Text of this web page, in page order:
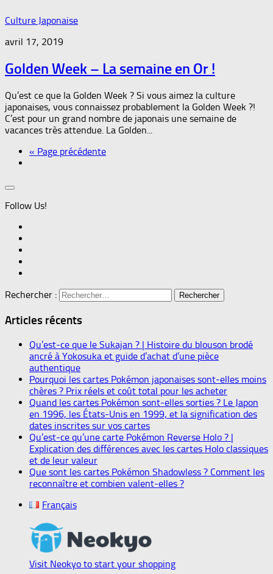
Culture Japonaise
avril 17, 2019
Golden Week – La semaine en Or !
Qu’est ce que la Golden Week ? Si vous aimez la culture
japonaises, vous connaissez probablement la Golden Week ?!
C’est pour un grand nombre de japonais une semaine de
vacances très attendue. La Golden...
« Page précédente
Follow Us!
Rechercher :
Articles récents
Qu’est-ce que le Sukajan ? | Histoire du blouson brodé
ancré à Yokosuka et guide d’achat d’une pièce
authentique
Pourquoi les cartes Pokémon japonaises sont-elles moins
chères ? Prix réels et coût total pour les acheter
Quand les cartes Pokémon sont-elles sorties ? Le Japon
en 1996, les États-Unis en 1999, et la signification des
dates inscrites sur vos cartes
Qu’est-ce qu’une carte Pokémon Reverse Holo ? |
Explication des différences avec les cartes Holo classiques
et de leur valeur
Que sont les cartes Pokémon Shadowless ? Comment les
reconnaître et combien valent-elles ?
Français
Visit Neokyo to start your shopping